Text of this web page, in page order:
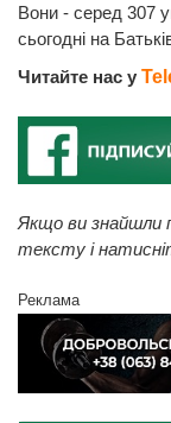
Вони - серед 307
сьогодні на
Читайте нас у
Якщо ви знайшли
тексту і
Реклама